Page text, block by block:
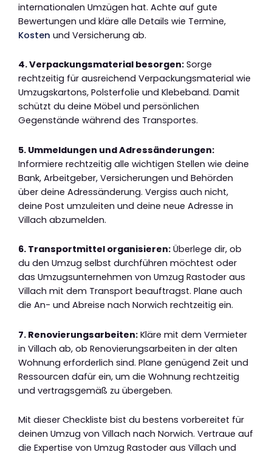
internationalen Umzügen hat. Achte auf gute
Bewertungen und kläre alle Details wie Termine,
Kosten und Versicherung ab.
4. Verpackungsmaterial besorgen: Sorge
rechtzeitig für ausreichend Verpackungsmaterial wie
Umzugskartons, Polsterfolie und Klebeband. Damit
schützt du deine Möbel und persönlichen
Gegenstände während des Transportes.
5. Ummeldungen und Adressänderungen:
Informiere rechtzeitig alle wichtigen Stellen wie deine
Bank, Arbeitgeber, Versicherungen und Behörden
über deine Adressänderung. Vergiss auch nicht,
deine Post umzuleiten und deine neue Adresse in
Villach abzumelden.
6. Transportmittel organisieren: Überlege dir, ob
du den Umzug selbst durchführen möchtest oder
das Umzugsunternehmen von Umzug Rastoder aus
Villach mit dem Transport beauftragst. Plane auch
die An- und Abreise nach Norwich rechtzeitig ein.
7. Renovierungsarbeiten: Kläre mit dem Vermieter
in Villach ab, ob Renovierungsarbeiten in der alten
Wohnung erforderlich sind. Plane genügend Zeit und
Ressourcen dafür ein, um die Wohnung rechtzeitig
und vertragsgemäß zu übergeben.
Mit dieser Checkliste bist du bestens vorbereitet für
deinen Umzug von Villach nach Norwich. Vertraue auf
die Expertise von Umzug Rastoder aus Villach und